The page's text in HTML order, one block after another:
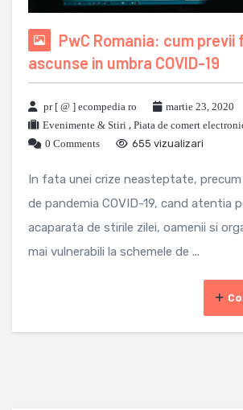
PwC Romania: cum previi
ascunse in umbra COVID-19
pr [ @ ] ecompedia ro
martie 23, 2020
Evenimente & Stiri , Piata de comert
0 Comments
655 vizualizari
In fata unei crize neasteptate,
de pandemia COVID-19, cand atentia
acaparata de stirile zilei, oamenii si
mai vulnerabili la schemele de ...